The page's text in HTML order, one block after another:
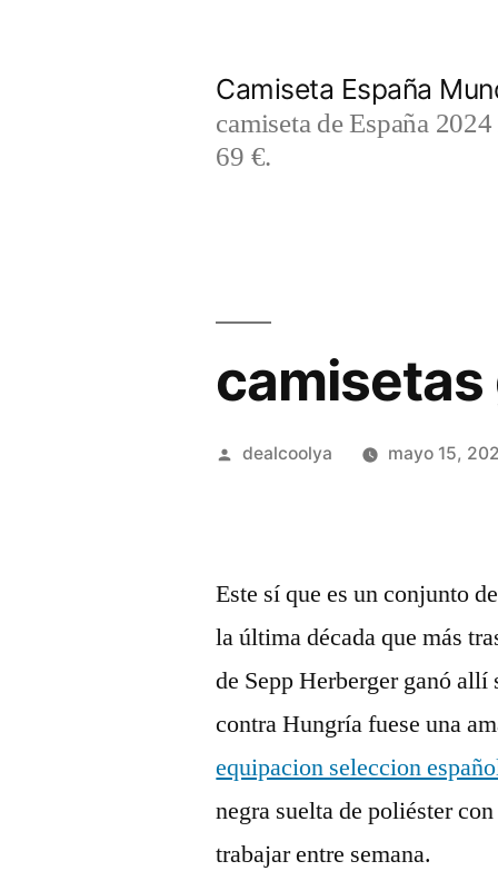
Camiseta España
camiseta de España
69 €.
Publicado
dealcoolya mayo 15,
Este sí que es un conjunto
la última década que más
de Sepp Herberger ganó
contra Hungría fuese una
equipacion seleccion
negra suelta de poliéster
trabajar entre semana.